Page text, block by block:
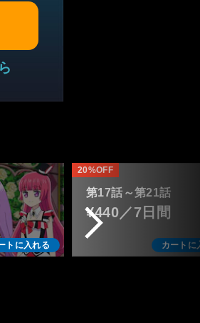
トに入れる
第17話～第21話
¥440／7日間
カートに
20%OFF